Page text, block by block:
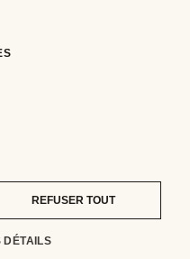
REFUSER TOUT
DÉTAILS